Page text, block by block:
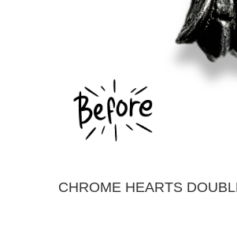
CHROME HEARTS